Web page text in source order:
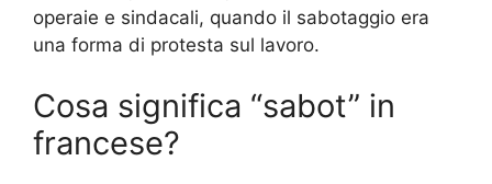
operaie e sindacali, quando il sabotaggio era
una forma di protesta sul lavoro.
Cosa significa “sabot” in
francese?